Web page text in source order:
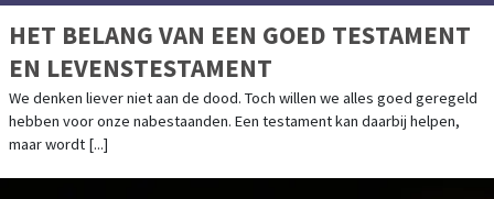
HET BELANG VAN EEN GOED TESTAMENT
EN LEVENSTESTAMENT
We denken liever niet aan de dood. Toch willen we alles goed geregeld
hebben voor onze nabestaanden. Een testament kan daarbij helpen,
maar wordt [...]